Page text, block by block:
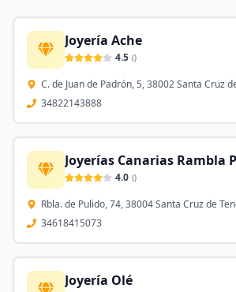
Joyería Ache
4.5 ()
C. de Juan de Padrón, 5, 38002 Santa Cruz
34822143888
Joyerías Canarias Rambla
4.0 ()
Rbla. de Pulido, 74, 38004 Santa Cruz de
34618415073
Joyería Olé